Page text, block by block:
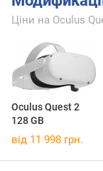
Ціни на Oculus
Oculus Quest 2
128 GB
від 11 998 грн.